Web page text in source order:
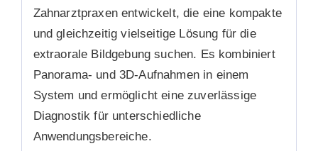
Zahnarztpraxen entwickelt, die eine kompakte
und gleichzeitig vielseitige Lösung für die
extraorale Bildgebung suchen. Es kombiniert
Panorama- und 3D-Aufnahmen in einem
System und ermöglicht eine zuverlässige
Diagnostik für unterschiedliche
Anwendungsbereiche.